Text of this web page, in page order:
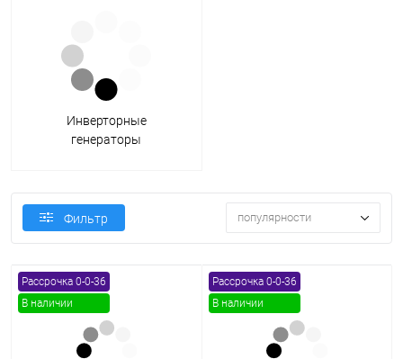
Инверторные
генераторы
Фильтр популярности
Рассрочка 0-0-36
В наличии
Рассрочка 0-0-36
В наличии